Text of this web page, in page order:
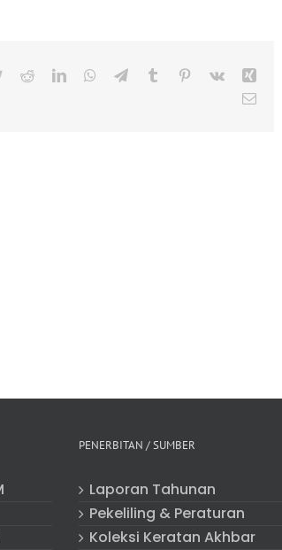
TwitterRedditLinkedInWhatsApp
TelegramTumblr Pinterest
Vk
Email
PENERBITAN / SUMBER
Laporan Tahunan
Pekeliling & Peraturan
Koleksi Keratan Akhbar